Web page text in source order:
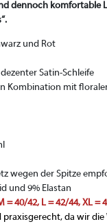
dennoch komfortable
und Rot
Satin-Schleife
Kombination mit
wegen der Spitze
und 9% Elastan
= 40/42, L = 42/44, XL =
da wir